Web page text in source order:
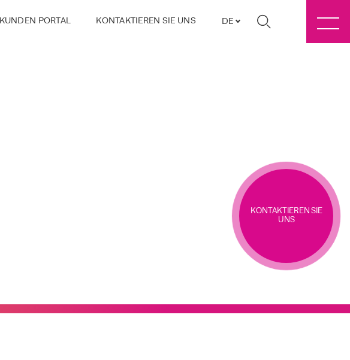
KUNDEN PORTAL KONTAKTIEREN SIE UNS DE
KONTAKTIEREN SIE
UNS